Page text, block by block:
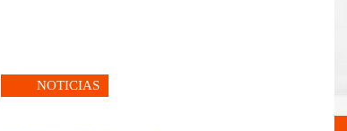
NOTICIAS